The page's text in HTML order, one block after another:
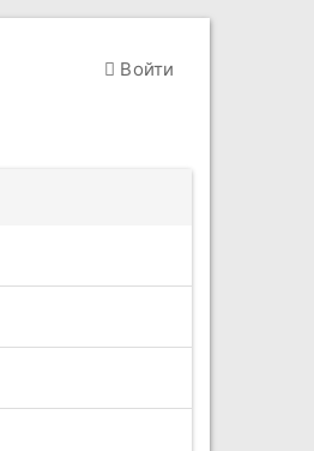
Войти